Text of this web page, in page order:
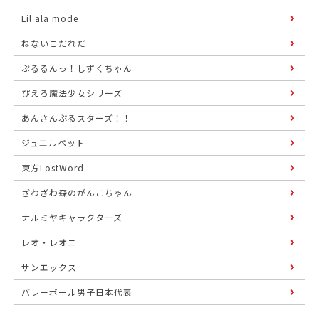
Lil ala mode
ねないこだれだ
ぷるるんっ！しずくちゃん
ぴえろ魔法少女シリーズ
あんさんぶるスターズ！！
ジュエルペット
東方LostWord
ざわざわ森のがんこちゃん
ナルミヤキャラクターズ
レオ・レオニ
サンエックス
バレーボール男子日本代表